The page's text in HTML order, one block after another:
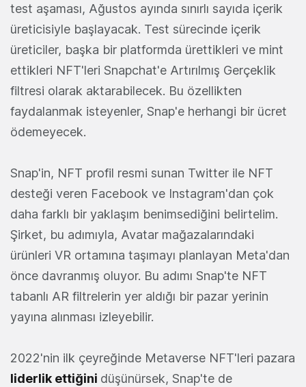
test aşaması, Ağustos ayında sınırlı sayıda içerik
üreticisiyle başlayacak. Test sürecinde içerik
üreticiler, başka bir platformda ürettikleri ve mint
ettikleri NFT'leri Snapchat'e Artırılmış Gerçeklik
filtresi olarak aktarabilecek. Bu özellikten
faydalanmak isteyenler, Snap'e herhangi bir ücret
ödemeyecek.
Snap'in, NFT profil resmi sunan Twitter ile NFT
desteği veren Facebook ve Instagram'dan çok
daha farklı bir yaklaşım benimsediğini belirtelim.
Şirket, bu adımıyla, Avatar mağazalarındaki
ürünleri VR ortamına taşımayı planlayan Meta'dan
önce davranmış oluyor. Bu adımı Snap'te NFT
tabanlı AR filtrelerin yer aldığı bir pazar yerinin
yayına alınması izleyebilir.
2022'nin ilk çeyreğinde Metaverse NFT'leri pazara
liderlik ettiğini düşünürsek, Snap'te de